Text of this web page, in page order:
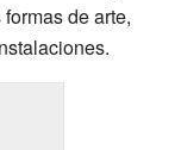
de arte,